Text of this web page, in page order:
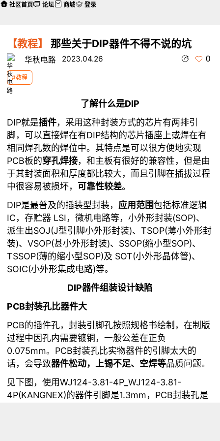
【教程】 那些关于DIP器件不得不说的坑
华秋电路 2023.04.26 0
#教程
了解什么是DIP
DIP就是插件，采用这种封装方式的芯片有两排引
脚，可以直接焊在有DIP结构的芯片插座上或焊在有
相同焊孔数的焊位中。其特点是可以很方便地实现
PCB板的穿孔焊接，和主板有很好的兼容性，但是由
于其封装面积和厚度都比较大，而且引脚在插拔过程
中很容易被损坏， 可靠性较差。
DIP是最普及的插装型封装， 应用范围包括标准逻辑
IC，存贮器 LSI，微机电路等，小外形封装(SOP)、
派生出SOJ(J型引脚小外形封装)、TSOP(薄小外形封
装)、VSOP(甚小外形封装)、SSOP(缩小型SOP)、
TSSOP(薄的缩小型SOP)及 SOT(小外形晶体管)、
SOIC(小外形集成电路)等。
DIP器件组装设计缺陷
PCB封装孔比器件大
PCB的插件孔，封装引脚孔按照规格书绘制，在制版
过程中因孔内需要镀铜，一般公差在正负
0.075mm。PCB封装孔比实物器件的引脚太大的
话，会导致器件松动，上锡不足、空焊等品质问题。
见下图，使用WJ124-3.81-4P_WJ124-3.81-
4P(KANGNEX)的器件引脚是1.3mm，PCB封装孔是
社区首页 论坛 商城 登录